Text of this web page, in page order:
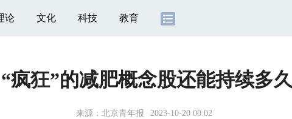
论 文化 科技 教育
“疯狂”的减肥概念股还能持续多久
来源： 北京青年报 2023-10-20 00:02